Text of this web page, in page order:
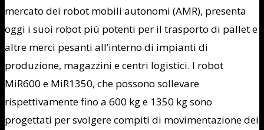
mercato dei robot mobili autonomi (AMR), presenta
oggi i suoi robot più potenti per il trasporto di pallet e
altre merci pesanti all’interno di impianti di
produzione, magazzini e centri logistici. I robot
MiR600 e MiR1350, che possono sollevare
rispettivamente fino a 600 kg e 1350 kg sono
progettati per svolgere compiti di movimentazione dei